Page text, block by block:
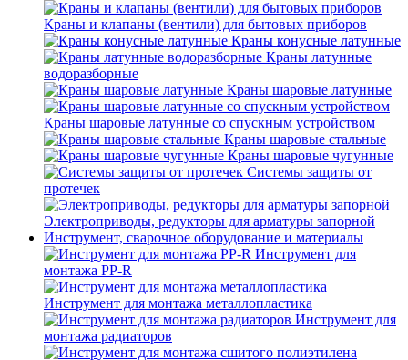
Краны и клапаны (вентили) для бытовых приборов
Краны конусные латунные
Краны латунные
водоразборные
Краны шаровые латунные
Краны шаровые латунные со спускным устройством
Краны шаровые стальные
Краны шаровые чугунные
Системы защиты от
протечек
Электроприводы, редукторы для арматуры запорной
Инструмент, сварочное оборудование и материалы
Инструмент для
монтажа PP-R
Инструмент для монтажа металлопластика
Инструмент для
монтажа радиаторов